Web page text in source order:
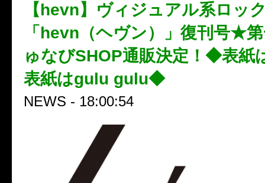
【hevn】ヴィジュアル系ロッ
「hevn（ヘヴン）」復刊号★
ゅなびSHOP通販決定！◆表紙
表紙はgulu gulu◆
NEWS - 18:00:54